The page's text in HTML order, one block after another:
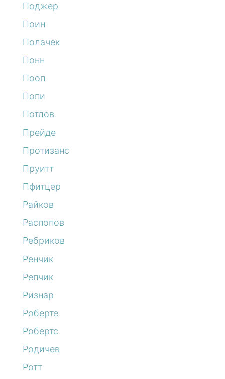
Поджер
Поин
Полачек
Понн
Пооп
Попи
Потлов
Прейде
Протизанс
Пруитт
Пфитцер
Райков
Распопов
Ребриков
Ренчик
Репчик
Ризнар
Роберте
Робертс
Родичев
Ротт